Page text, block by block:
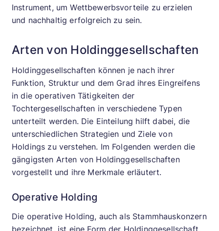
Instrument, um Wettbewerbsvorteile zu erzielen
und nachhaltig erfolgreich zu sein.
Arten von Holdinggesellschaften
Holdinggesellschaften können je nach ihrer
Funktion, Struktur und dem Grad ihres Eingreifens
in die operativen Tätigkeiten der
Tochtergesellschaften in verschiedene Typen
unterteilt werden. Die Einteilung hilft dabei, die
unterschiedlichen Strategien und Ziele von
Holdings zu verstehen. Im Folgenden werden die
gängigsten Arten von Holdinggesellschaften
vorgestellt und ihre Merkmale erläutert.
Operative Holding
Die operative Holding, auch als Stammhauskonzern
bezeichnet, ist eine Form der Holdinggesellschaft,